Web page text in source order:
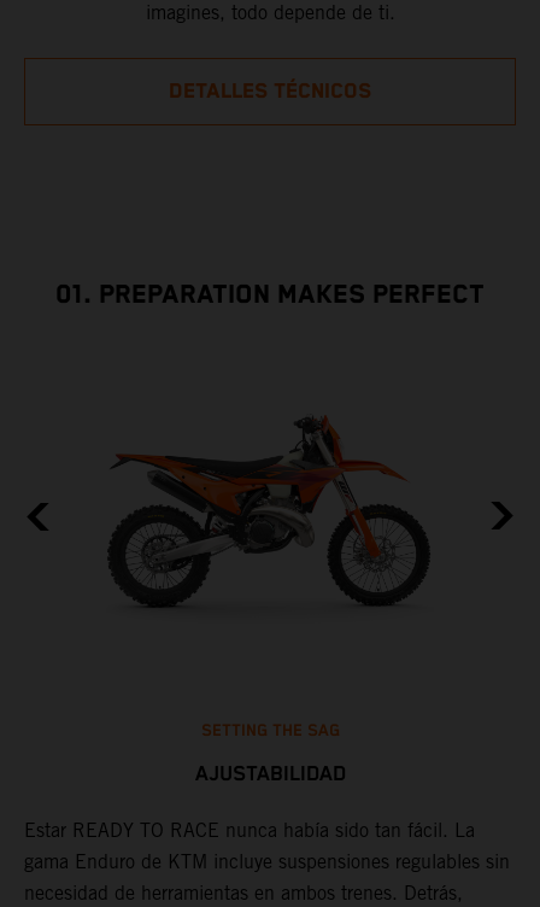
imagines, todo depende de ti.
DETALLES TÉCNICOS
01. PREPARATION MAKES PERFECT
SETTING THE SAG
AJUSTABILIDAD
Estar READY TO RACE nunca había sido tan fácil. La
gama Enduro de KTM incluye suspensiones regulables sin
necesidad de herramientas en ambos trenes. Detrás,